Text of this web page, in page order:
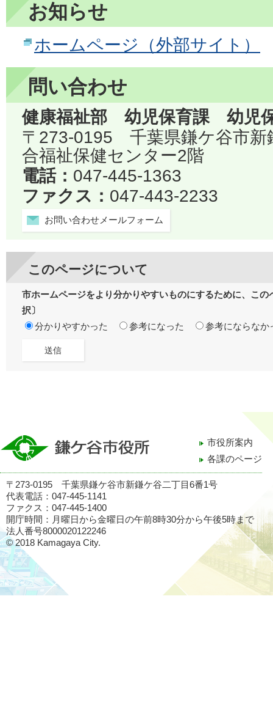
お知らせ
ホームページ（外部サイト）
問い合わせ
健康福祉部 幼児保育課 幼児
〒273-0195 千葉県鎌ケ谷市
合福祉保健センター2階
電話： 047-445-1363
ファクス： 047-443-2233
お問い合わせメールフォーム
このページについて
市ホームページをより分かりやすいものにするために、こ
択〕
分かりやすかった
参考になった 参考にならなか
市役所案内
各課のページ
〒273-0195 千葉県鎌ケ谷市新鎌ケ谷二丁目6番1号
代表電話：047-445-1141
ファクス：047-445-1400
開庁時間：月曜日から金曜日の午前8時30分から午後5時まで
法人番号8000020122246
© 2018 Kamagaya City.